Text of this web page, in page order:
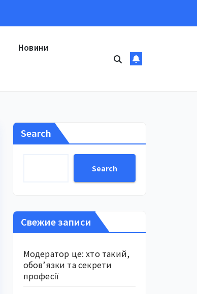
Новини
Search
Search
Свежие записи
Модератор це: хто такий,
обов’язки та секрети
професії